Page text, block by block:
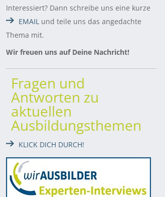
Interessiert? Dann schreibe uns eine kurze
EMAIL und teile uns das angedachte
Thema mit.
Wir freuen uns auf Deine Nachricht!
Fragen und
Antworten zu
aktuellen
Ausbildungsthemen
KLICK DICH DURCH!